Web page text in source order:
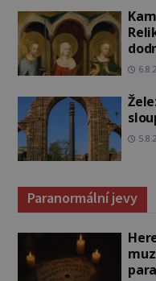
Paranormální jevy